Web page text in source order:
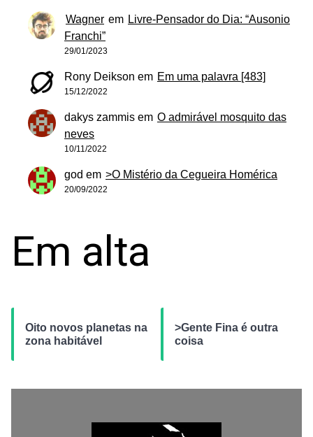
Wagner em Livre-Pensador do Dia: “Ausonio
Franchi”
29/01/2023
Rony Deikson em Em uma palavra [483]
15/12/2022
dakys zammis em O admirável mosquito das
neves
10/11/2022
god em >O Mistério da Cegueira Homérica
20/09/2022
Em alta
Oito novos planetas na
zona habitável
>Gente Fina é outra
coisa